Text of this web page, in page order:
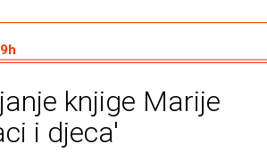
knjige Marije
i djeca'